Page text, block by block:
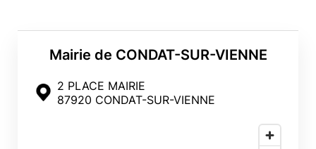
Mairie de CONDAT-SUR-VIENNE
2 PLACE MAIRIE
87920 CONDAT-SUR-VIENNE